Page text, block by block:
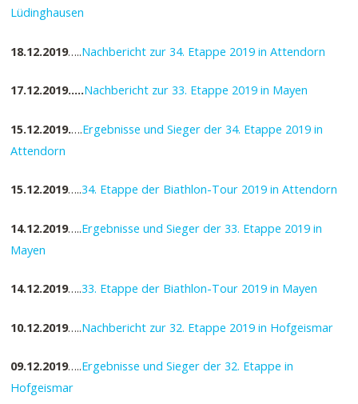
Lüdinghausen
18.12.2019…..Nachbericht zur 34. Etappe 2019 in Attendorn
17.12.2019…..Nachbericht zur 33. Etappe 2019 in Mayen
15.12.2019.….Ergebnisse und Sieger der 34. Etappe 2019 in
Attendorn
15.12.2019…..34. Etappe der Biathlon-Tour 2019 in Attendorn
14.12.2019…..Ergebnisse und Sieger der 33. Etappe 2019 in
Mayen
14.12.2019…..33. Etappe der Biathlon-Tour 2019 in Mayen
10.12.2019…..Nachbericht zur 32. Etappe 2019 in Hofgeismar
09.12.2019…..Ergebnisse und Sieger der 32. Etappe in
Hofgeismar